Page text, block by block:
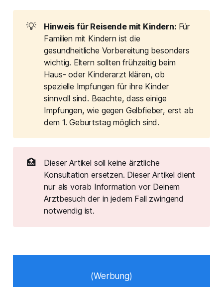
💡 Hinweis für Reisende mit Kindern: Für
Familien mit Kindern ist die
gesundheitliche Vorbereitung besonders
wichtig. Eltern sollten frühzeitig beim
Haus- oder Kinderarzt klären, ob
spezielle Impfungen für ihre Kinder
sinnvoll sind. Beachte, dass einige
Impfungen, wie gegen Gelbfieber, erst ab
dem 1. Geburtstag möglich sind.
🏥
Dieser Artikel soll keine ärztliche
Konsultation ersetzen. Dieser Artikel dient
nur als vorab Information vor Deinem
Arztbesuch der in jedem Fall zwingend
notwendig ist.
(Werbung)